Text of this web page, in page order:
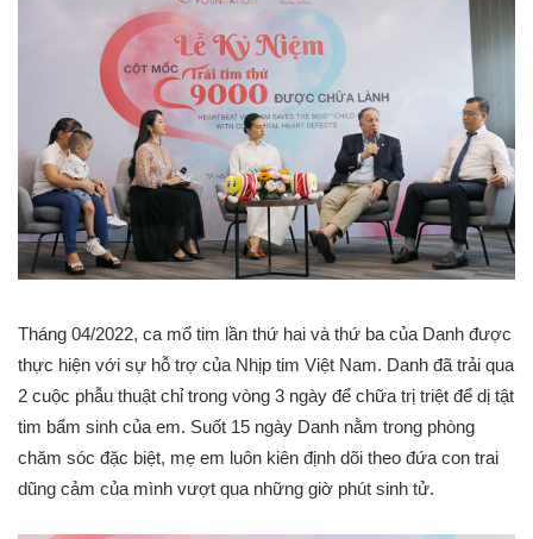
Tháng 04/2022, ca mổ tim lần thứ hai và thứ ba của Danh được
thực hiện với sự hỗ trợ của Nhịp tim Việt Nam. Danh đã trải qua
2 cuộc phẫu thuật chỉ trong vòng 3 ngày để chữa trị triệt để dị tật
tim bẩm sinh của em. Suốt 15 ngày Danh nằm trong phòng
chăm sóc đặc biệt, mẹ em luôn kiên định dõi theo đứa con trai
dũng cảm của mình vượt qua những giờ phút sinh tử.